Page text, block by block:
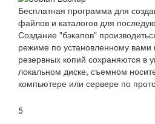
Бесплатная программа для
файлов и каталогов для
Создание "бэкапов"
режиме по установленному
резервных копий сохраняются в
локальном диске, съемном
компьютере или сервере по
5